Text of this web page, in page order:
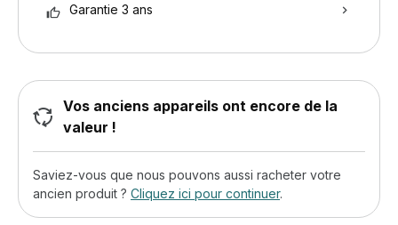
Garantie 3 ans
Vos anciens appareils ont encore de la
valeur !
Saviez-vous que nous pouvons aussi racheter votre
ancien produit ? Cliquez ici pour continuer.